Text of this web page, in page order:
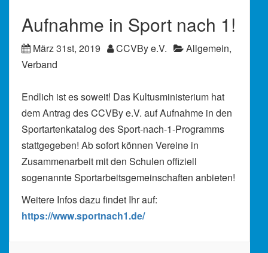
Aufnahme in Sport nach 1!
März 31st, 2019 CCVBy e.V. Allgemein,
Verband
Endlich ist es soweit! Das Kultusministerium hat
dem Antrag des CCVBy e.V. auf Aufnahme in den
Sportartenkatalog des Sport-nach-1-Programms
stattgegeben! Ab sofort können Vereine in
Zusammenarbeit mit den Schulen offiziell
sogenannte Sportarbeitsgemeinschaften anbieten!
Weitere Infos dazu findet Ihr auf:
https://www.sportnach1.de/